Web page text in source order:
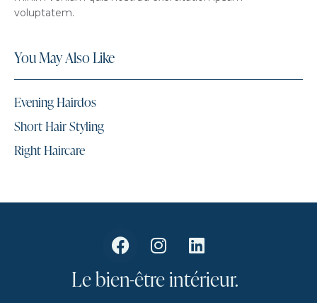
voluptatem.
You May Also Like
Evening Hairdos
Short Hair Styling
Right Haircare
Lebien-êtreintérieur.